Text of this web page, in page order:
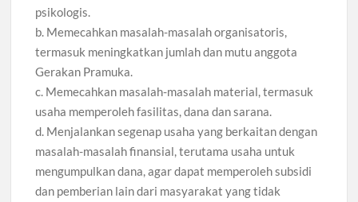
psikologis.
b. Memecahkan masalah-masalah organisatoris,
termasuk meningkatkan jumlah dan mutu anggota
Gerakan Pramuka.
c. Memecahkan masalah-masalah material, termasuk
usaha memperoleh fasilitas, dana dan sarana.
d. Menjalankan segenap usaha yang berkaitan dengan
masalah-masalah finansial, terutama usaha untuk
mengumpulkan dana, agar dapat memperoleh subsidi
dan pemberian lain dari masyarakat yang tidak